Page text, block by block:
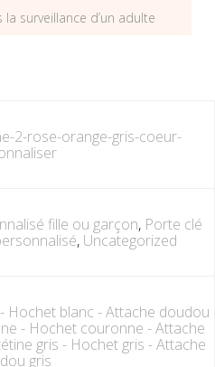
surveillance d’un adulte
2-rose-orange-gris-coeur-
fille ou garçon, Porte clé
, Uncategorized
Hochet blanc - Attache doudou
- Hochet couronne - Attache
gris - Hochet gris - Attache
gris